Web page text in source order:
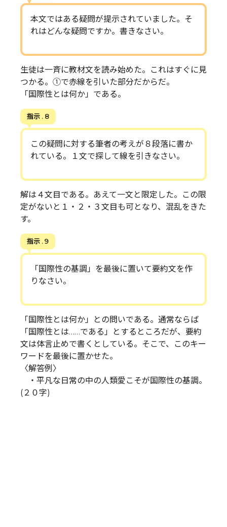
本文ではある疑問が提示されていました。そ
れはどんな疑問ですか。書きなさい。
生徒は一斉に教材文を読み始めた。これはすぐに見
つかる。①で赤線を引いた部分だからだ。
「国際性とは何か」である。
指示 . 8
この疑問に対する筆者の考えが８段落に書か
れている。１文で探して線を引きなさい。
解は４文目である。あえて一文と限定した。この限
定がないと１・２・３文目も可となり、混乱をきた
す。
指示 . 9
「国際性の基調」を最後に置いて要約文を作
りなさい。
「国際性とは何か」との問いである。通常ならば
「国際性とは……である」とするところだが、要約
文は体言止めで書くとしている。そこで、このキー
ワードを最後に置かせた。
〈解答例〉
・平凡な日常の中の人類愛こそが国際性の基調。
(２０字)